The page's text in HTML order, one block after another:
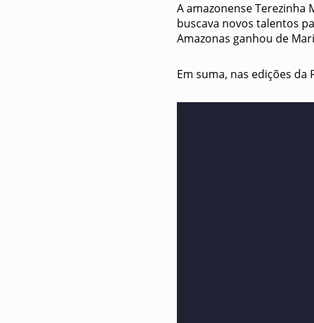
A amazonense Terezinha
buscava novos talentos
Amazonas ganhou de
Em suma, nas edições